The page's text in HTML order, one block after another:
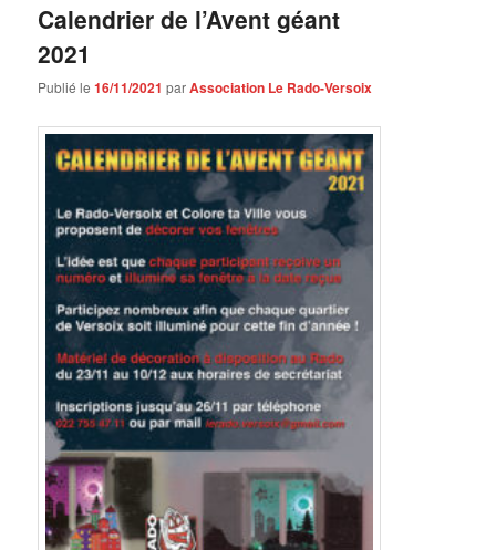
Calendrier de l’Avent géant
2021
Publié le16/11/2021 parAssociation Le Rado-Versoix